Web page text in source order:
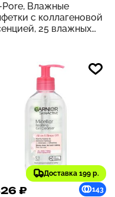
Pore, Влажные
с коллагеновой
25 влажных
Доставка 199 р.
₽ 143